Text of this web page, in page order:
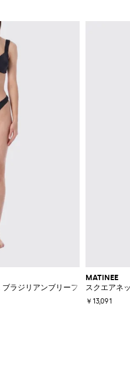
ラジリアンブリーフ
MATINEE
スクエアネ
￥13,091